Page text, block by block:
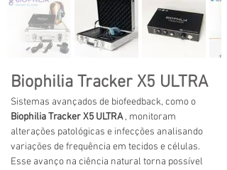
Biophilia Tracker X5 ULTRA
Sistemas avançados de biofeedback, como o
Biophilia Tracker X5 ULTRA , monitoram
alterações patológicas e infecções analisando
variações de frequência em tecidos e células.
Esse avanço na ciência natural torna possível